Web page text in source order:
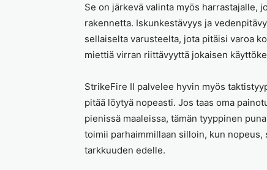
Se on järkevä valinta myös harrastajalle,
rakennetta. Iskunkestävyys ja
sellaiselta varusteelta, jota pitäisi varoa
miettiä virran riittävyyttä jokaisen
StrikeFire II palvelee hyvin myös
pitää löytyä nopeasti. Jos taas oma
pienissä maaleissa, tämän tyyppinen
toimii parhaimmillaan silloin, kun
tarkkuuden edelle.